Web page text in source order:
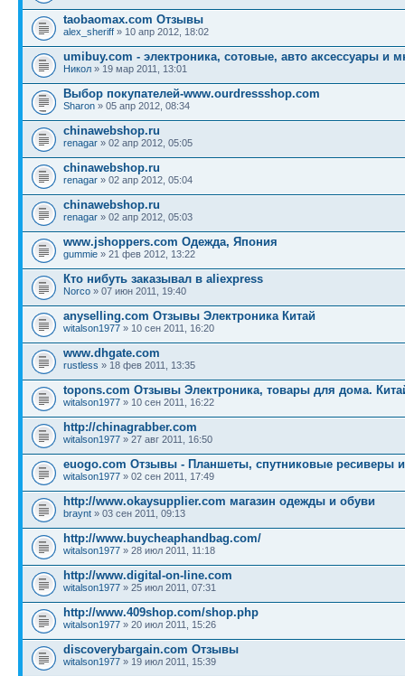
taobaomax.com Отзывы
alex_sheriff » 10 апр 2012, 18:02
umibuy.com - электроника, сотовые, авто аксессуары и
Никол » 19 мар 2011, 13:01
Выбор покупателей-www.ourdressshop.com
Sharon » 05 апр 2012, 08:34
chinawebshop.ru
renagar » 02 апр 2012, 05:05
chinawebshop.ru
renagar » 02 апр 2012, 05:04
chinawebshop.ru
renagar » 02 апр 2012, 05:03
www.jshoppers.com Одежда, Япония
gummie » 21 фев 2012, 13:22
Кто нибуть заказывал в aliexpress
Norco » 07 июн 2011, 19:40
anyselling.com Отзывы Электроника Китай
witalson1977 » 10 сен 2011, 16:20
www.dhgate.com
rustless » 18 фев 2011, 13:35
topons.com Отзывы Электроника, товары для дома.
witalson1977 » 10 сен 2011, 16:22
http://chinagrabber.com
witalson1977 » 27 авг 2011, 16:50
euogo.com Отзывы - Планшеты, спутниковые ресиверы и
witalson1977 » 02 сен 2011, 17:49
http://www.okaysupplier.com магазин одежды и обуви
braynt » 03 сен 2011, 09:13
http://www.buycheaphandbag.com/
witalson1977 » 28 июл 2011, 11:18
http://www.digital-on-line.com
witalson1977 » 25 июл 2011, 07:31
http://www.409shop.com/shop.php
witalson1977 » 20 июл 2011, 15:26
discoverybargain.com Отзывы
witalson1977 » 19 июл 2011, 15:39